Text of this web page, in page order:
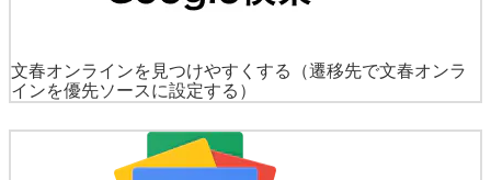
文春オンラインを見つけやすくする
（遷移先で文春オンラ
インを優先ソースに設定する）